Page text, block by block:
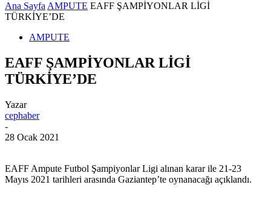
Ana Sayfa AMPUTE EAFF ŞAMPİYONLAR LİGİ
TÜRKİYE’DE
AMPUTE
EAFF ŞAMPİYONLAR LİGİ
TÜRKİYE’DE
Yazar
cephaber
-
28 Ocak 2021
EAFF Ampute Futbol Şampiyonlar Ligi alınan karar ile 21-23
Mayıs 2021 tarihleri arasında Gaziantep’te oynanacağı açıklandı.